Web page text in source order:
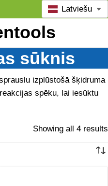
Latviešu
sūknis
izplūstošā šķidruma
spēku, lai iesūktu
Showing all 4 results